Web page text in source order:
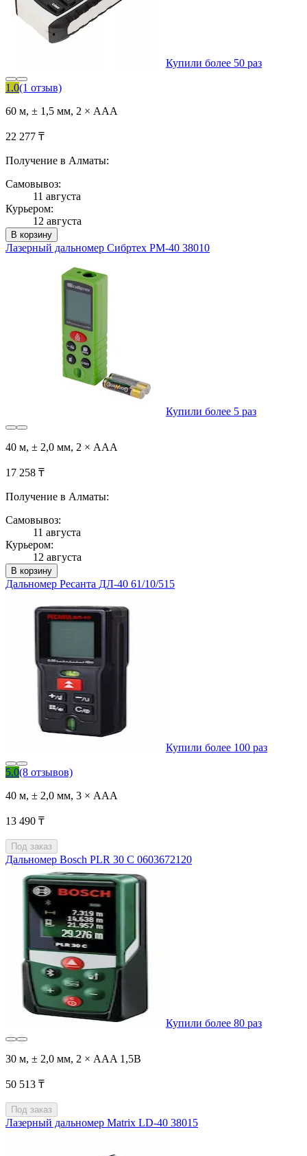
Купили более 50 раз
1.0(1 отзыв)
60 м, ± 1,5 мм, 2 × AAA
22 277 ₸
Получение в Алматы:
Самовывоз:
11 августа
Курьером:
12 августа
В корзину
Лазерный дальномер Сибртех PM-40 38010
Купили более 5 раз
40 м, ± 2,0 мм, 2 × AAA
17 258 ₸
Получение в Алматы:
Самовывоз:
11 августа
Курьером:
12 августа
В корзину
Дальномер Ресанта ДЛ-40 61/10/515
Купили более 100 раз
5.0(8 отзывов)
40 м, ± 2,0 мм, 3 × AAA
13 490 ₸
Под заказ
Дальномер Bosch PLR 30 C 0603672120
Купили более 80 раз
30 м, ± 2,0 мм, 2 × AAA 1,5В
50 513 ₸
Под заказ
Лазерный дальномер Matrix LD-40 38015